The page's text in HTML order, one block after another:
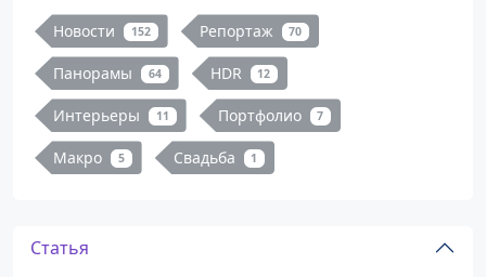
Новости 152 Репортаж 70
Панорамы 64 HDR 12
Интерьеры 11 Портфолио 7
Макро 5 Свадьба 1
Статья